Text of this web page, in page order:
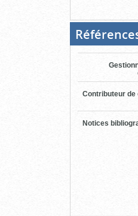
Contributeur de
Notices